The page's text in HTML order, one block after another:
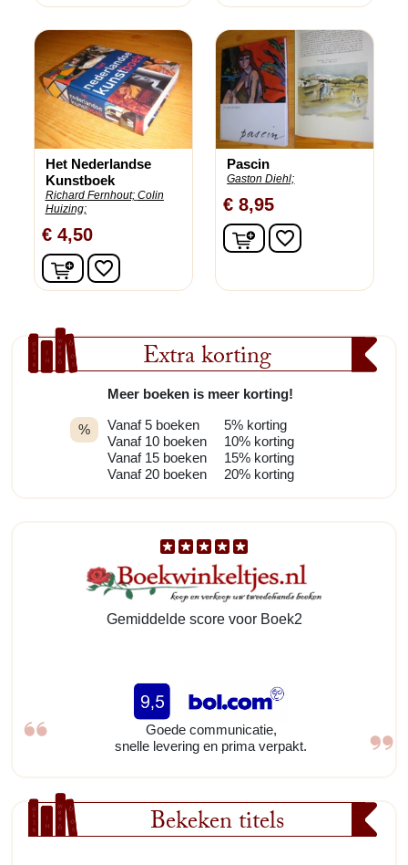
Extra korting
%
Meer boeken is meer korting!
Vanaf 5 boeken
Vanaf 10 boeken
Vanaf 15 boeken
Vanaf 20 boeken
5% korting
10% korting
15% korting
20% korting
Gemiddelde score voor Boek2
Goede communicatie,
snelle levering en prima verpakt.
Bekeken titels
Het Nederlandse
Kunstboek
Richard Fernhout; Colin
Huizing;
€ 4,50
In winkelwagen
favorite_border
Pascin
Gaston Diehl;
€ 8,95
In winkelwagen
favorite_border